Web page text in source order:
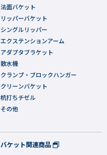
法面バケット
リッパーバケット
シングルリッパー
エクステンションアーム
アダプタブラケット
散水機
クランプ・ブロックハンガー
クリーンバケット
杭打ちチゼル
その他
バケット関連商品